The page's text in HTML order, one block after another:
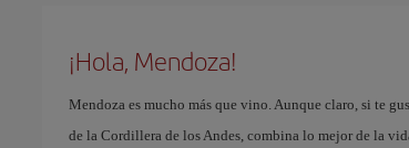
¡Hola, Mendoza!
Mendoza es mucho más que vino. Aunque claro, si te
de la Cordillera de los Andes, combina lo mejor de la